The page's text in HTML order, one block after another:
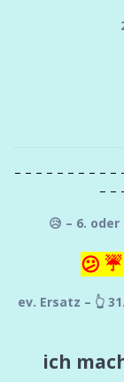
– – – – – – – – – –
– –
😥 – 6.
😕 ☔
ev. Ersatz – 👆
ich